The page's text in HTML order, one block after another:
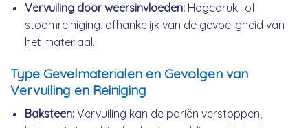
Vervuiling door weersinvloeden:Hogedruk- of
stoomreiniging, afhankelijk van de gevoeligheid van
het materiaal.
Type Gevelmaterialen en Gevolgen van
Vervuiling en Reiniging
Baksteen:Vervuiling kan de poriën verstoppen,